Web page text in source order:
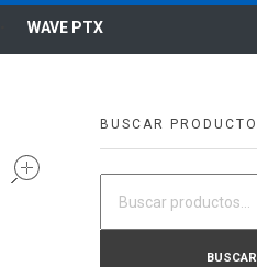
WAVE PTX
open
BUSCAR PRODUCTO
BUSCAR